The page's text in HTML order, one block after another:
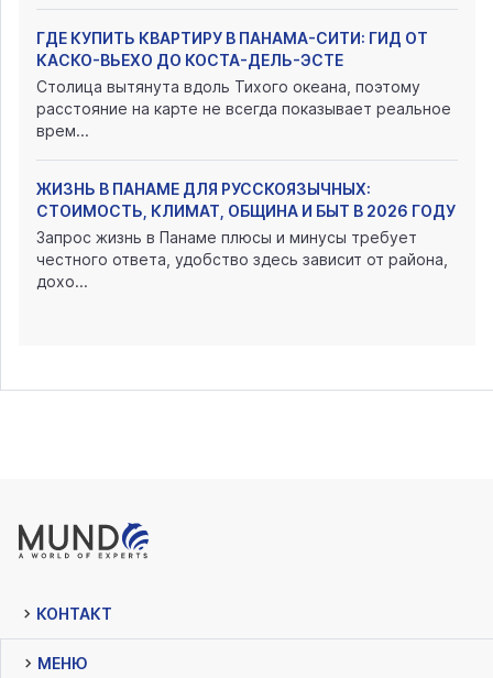
ГДЕ КУПИТЬ КВАРТИРУ В ПАНАМА-СИТИ: ГИД ОТ
КАСКО-ВЬЕХО ДО КОСТА-ДЕЛЬ-ЭСТЕ
Столица вытянута вдоль Тихого океана, поэтому
расстояние на карте не всегда показывает реальное
врем...
ЖИЗНЬ В ПАНАМЕ ДЛЯ РУССКОЯЗЫЧНЫХ:
СТОИМОСТЬ, КЛИМАТ, ОБЩИНА И БЫТ В 2026 ГОДУ
Запрос жизнь в Панаме плюсы и минусы требует
честного ответа, удобство здесь зависит от района,
дохо...
КОНТАКТ
МЕНЮ